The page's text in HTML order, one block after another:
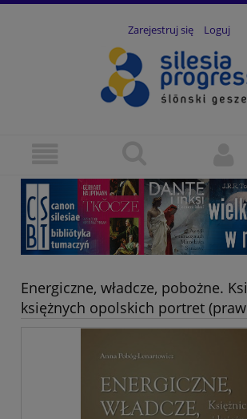
Zarejestruj się Loguj
Energiczne, władcze, pobożne.
księżnych opolskich portret